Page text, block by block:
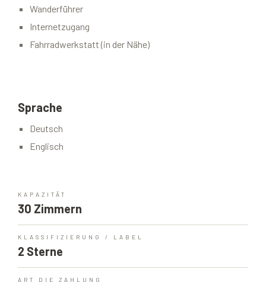
Wanderführer
Internetzugang
Fahrradwerkstatt (in der Nähe)
Sprache
Deutsch
Englisch
KAPAZITÄT
30 Zimmern
KLASSIFIZIERUNG / LABEL
2 Sterne
ART DIE ZAHLUNG